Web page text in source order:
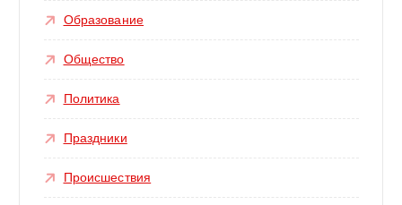
Образование
Общество
Политика
Праздники
Происшествия